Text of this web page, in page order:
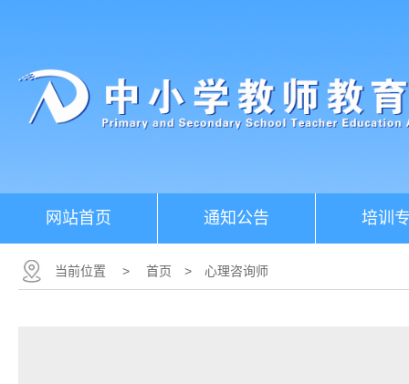
网站首页 通知公告 培训
当前位置 > 首页 > 心理咨询师